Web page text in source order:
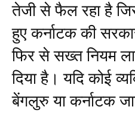
तेजी से फैल रहा है
हुए कर्नाटक की
फिर से सख्त नियम
दिया है। यदि कोई
बेंगलुरु या कर्नाटक